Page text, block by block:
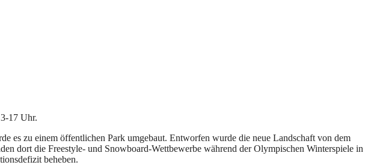
17 Uhr.
es zu einem öffentlichen Park umgebaut. Entworfen wurde die neue Landschaft von dem
dort die Freestyle- und Snowboard-Wettbewerbe während der Olympischen Winterspiele in
beheben.